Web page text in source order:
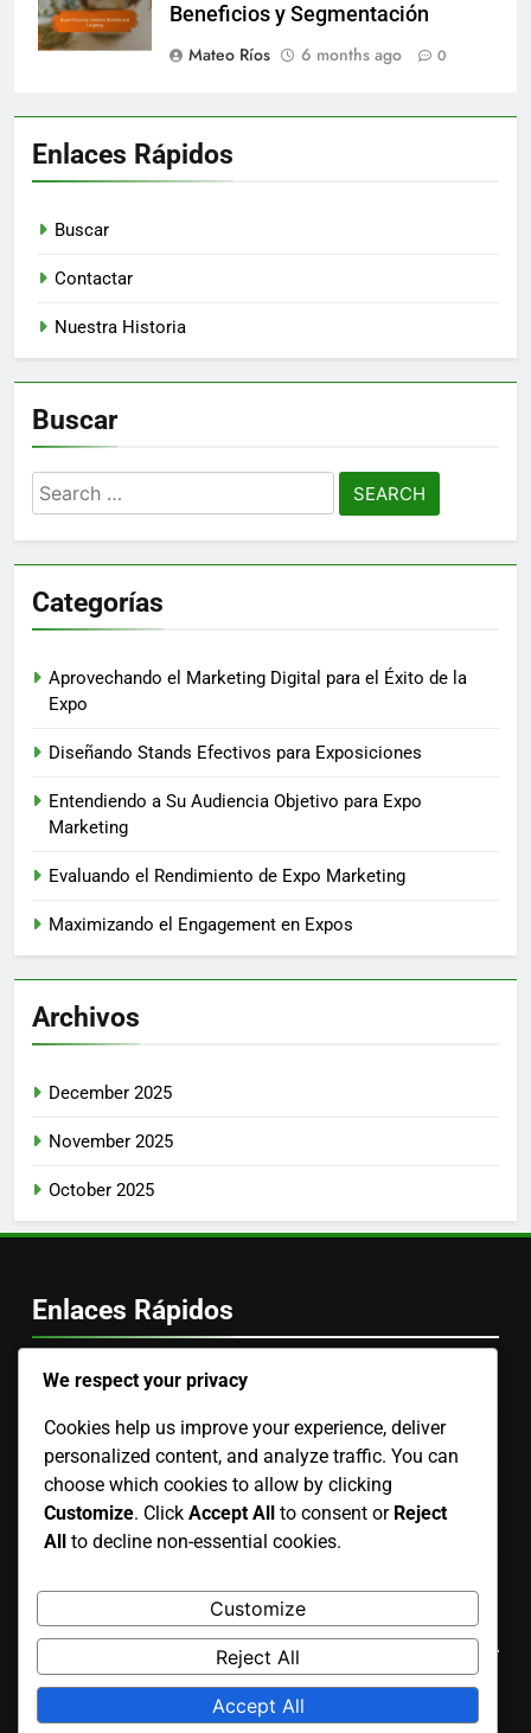
Beneficios y Segmentación
Mateo Ríos
6 months ago 0
Enlaces Rápidos
Buscar
Contactar
Nuestra Historia
Buscar
Search
for:
Categorías
Aprovechando el Marketing Digital para el Éxito de la
Expo
Diseñando Stands Efectivos para Exposiciones
Entendiendo a Su Audiencia Objetivo para Expo
Marketing
Evaluando el Rendimiento de Expo Marketing
Maximizando el Engagement en Expos
Archivos
December 2025
November 2025
October 2025
Enlaces Rápidos
Nuestra Historia
Términos de Servicio
Política de Protección de Datos
Contactar
Language
Spanish▾
We respect your privacy
Cookies help us improve your experience, deliver
personalized content, and analyze traffic. You can
choose which cookies to allow by clicking
Customize. Click Accept All to consent or Reject
All to decline non-essential cookies.
Customize
Reject All
Accept All